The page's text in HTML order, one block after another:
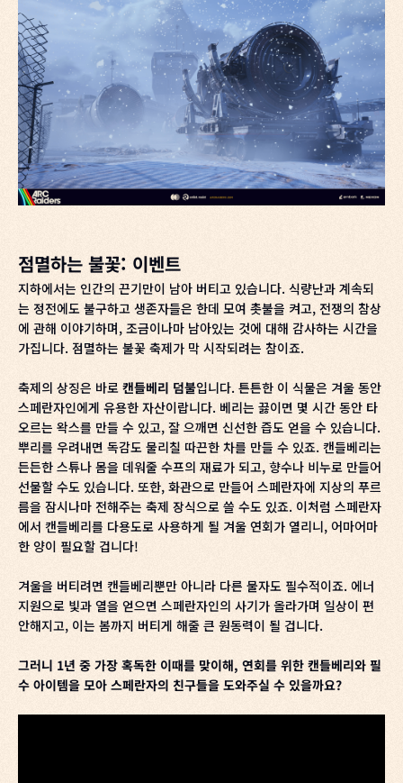
점멸하는 불꽃: 이벤트
지하에서는 인간의 끈기만이 남아 버티고 있습니다. 식량난과 계속되
는 정전에도 불구하고 생존자들은 한데 모여 촛불을 켜고, 전쟁의 참상
에 관해 이야기하며, 조금이나마 남아있는 것에 대해 감사하는 시간을
가집니다. 점멸하는 불꽃 축제가 막 시작되려는 참이죠.
축제의 상징은 바로 캔들베리 덤불입니다. 튼튼한 이 식물은 겨울 동안
스페란자인에게 유용한 자산이랍니다. 베리는 끓이면 몇 시간 동안 타
오르는 왁스를 만들 수 있고, 잘 으깨면 신선한 즙도 얻을 수 있습니다.
뿌리를 우려내면 독감도 물리칠 따끈한 차를 만들 수 있죠. 캔들베리는
든든한 스튜나 몸을 데워줄 수프의 재료가 되고, 향수나 비누로 만들어
선물할 수도 있습니다. 또한, 화관으로 만들어 스페란자에 지상의 푸르
름을 잠시나마 전해주는 축제 장식으로 쓸 수도 있죠. 이처럼 스페란자
에서 캔들베리를 다용도로 사용하게 될 겨울 연회가 열리니, 어마어마
한 양이 필요할 겁니다!
겨울을 버티려면 캔들베리뿐만 아니라 다른 물자도 필수적이죠. 에너
지원으로 빛과 열을 얻으면 스페란자인의 사기가 올라가며 일상이 편
안해지고, 이는 봄까지 버티게 해줄 큰 원동력이 될 겁니다.
그러니 1년 중 가장 혹독한 이때를 맞이해, 연회를 위한 캔들베리와 필
수 아이템을 모아 스페란자의 친구들을 도와주실 수 있을까요?